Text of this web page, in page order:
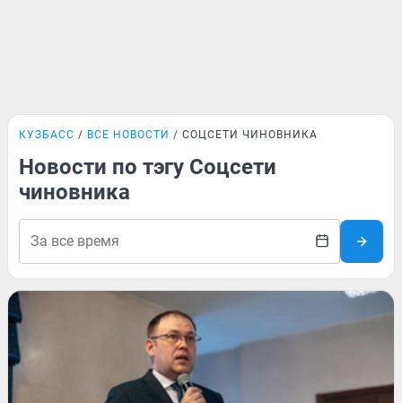
КУЗБАСС ВСЕ НОВОСТИ СОЦСЕТИ ЧИНОВНИКА
Новости по тэгу Соцсети
чиновника